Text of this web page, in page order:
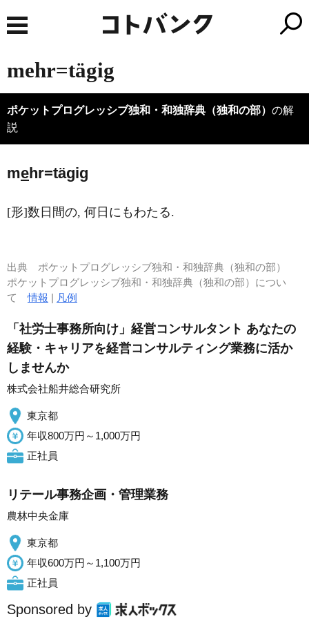
mehr=tägig
ポケットプログレッシブ独和・和独辞典（独和の部） の解
説
mehr=tägig
[形]数日間の, 何日にもわたる.
出典 ポケットプログレッシブ独和・和独辞典（独和の部）
ポケットプログレッシブ独和・和独辞典（独和の部）につい
て情報 | 凡例
「社労士事務所向け」経営コンサルタント あなたの
経験・キャリアを経営コンサルティング業務に活か
しませんか
株式会社船井総合研究所
東京都
年収800万円～1,000万円
正社員
リテール事務企画・管理業務
農林中央金庫
東京都
年収600万円～1,100万円
正社員
Sponsored by